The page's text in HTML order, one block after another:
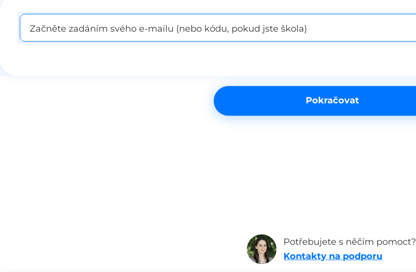
Začněte zadáním svého e-mailu (nebo kódu, pokud jste škola)
Pokračovat
Potřebujete s něčím pomoct?
Kontakty na podporu